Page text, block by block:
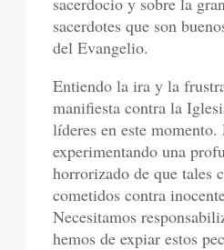
sacerdotes que son
del Evangelio.
Entiendo la ira y la
manifiesta contra la
líderes en este
experimentando una
horrorizado de que tales
cometidos contra
Necesitamos
hemos de expiar estos